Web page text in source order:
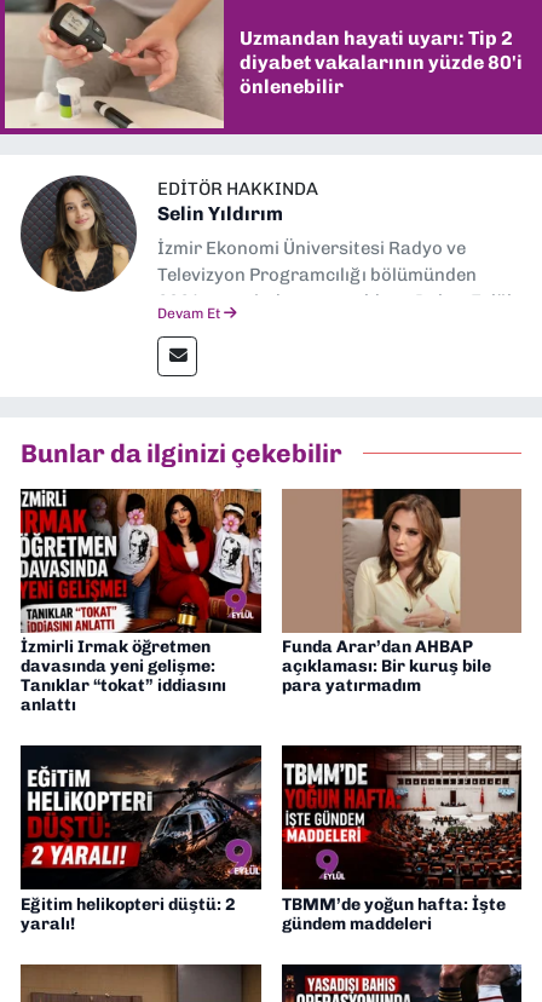
Uzmandan hayati uyarı: Tip 2
diyabet vakalarının yüzde 80'i
önlenebilir
EDITÖR HAKKINDA
Selin Yıldırım
İzmir Ekonomi Üniversitesi Radyo ve
Televizyon Programcılığı bölümünden
2024 senesinde mezun oldum. Dokuz Eylül
editörlük görevini de üstleniyorum.
Devam Et
Bunlar da ilginizi çekebilir
İzmirli Irmak öğretmen
davasında yeni gelişme:
Tanıklar “tokat” iddiasını
anlattı
Funda Arar’dan AHBAP
açıklaması: Bir kuruş bile
para yatırmadım
Eğitim helikopteri düştü: 2
yaralı!
TBMM’de yoğun hafta: İşte
gündem maddeleri